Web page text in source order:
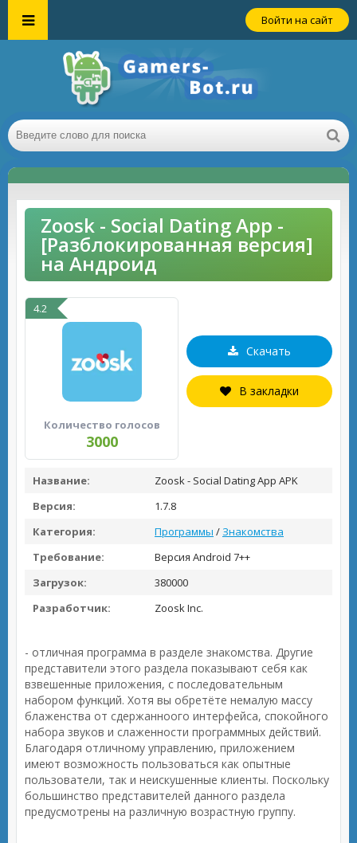
Войти на сайт
Zoosk - Social Dating App -
[Разблокированная версия]
на Андроид
4.2
Количество голосов
3000
Скачать
В закладки
Название:
Zoosk - Social Dating App APK
Версия:
1.7.8
Категория:
Программы / Знакомства
Требование:
Версия Android 7++
Загрузок:
380000
Разработчик:
Zoosk Inc.
- отличная программа в разделе знакомства. Другие
представители этого раздела показывают себя как
взвешенные приложения, с последовательным
набором функций. Хотя вы обретёте немалую массу
блаженства от сдержанноого интерфейса, спокойного
набора звуков и слаженности программных действий.
Благодаря отличному управлению, приложением
имеют возможность пользоваться как опытные
пользователи, так и неискушенные клиенты. Поскольку
большинство представителей данного раздела
предусмотрены на различную возрастную группу.